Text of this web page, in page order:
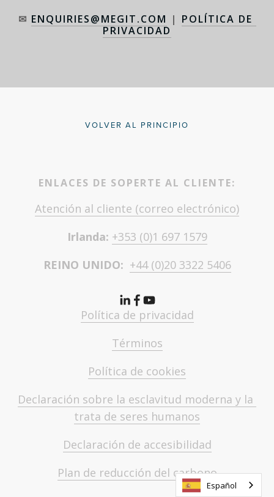
✉ ENQUIRIES@MEGIT.COM | POLÍTICA DE
PRIVACIDAD
VOLVER AL PRINCIPIO
ENLACES DE SOPERTE AL CLIENTE:
Atención al cliente (correo electrónico)
Irlanda: +353 (0)1 697 1579
REINO UNIDO: +44 (0)20 3322 5406
Política de privacidad
Términos
Política de cookies
Declaración sobre la esclavitud moderna y la
trata de seres humanos
Declaración de accesibilidad
Plan de reducción del carbono
Español